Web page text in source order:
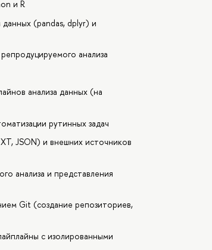
и R
(pandas, dplyr) и
анализа
анализа данных (на
рутинных задач
JSON) и внешних источников
анализа и представления
Git (создание репозиториев,
с изолированными